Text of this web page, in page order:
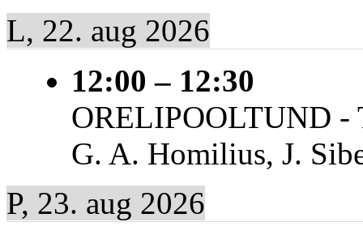
L, 22. aug 2026
12:00 – 12:30
ORELIPOOLTUND -
G. A. Homilius, J.
P, 23. aug 2026